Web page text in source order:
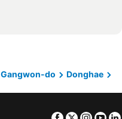
Gangwon-do
Donghae